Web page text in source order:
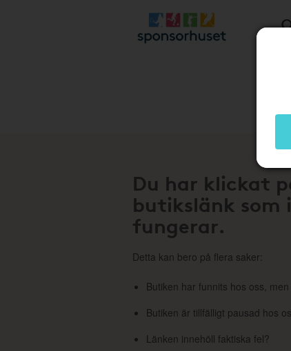
Du har klickat
butikslänk som
fungerar.
Detta kan bero på flera saker:
Butiken har funnits hos oss,
Butiken är tillfälligt pausad hos
Länken innehöll faktiska fel?